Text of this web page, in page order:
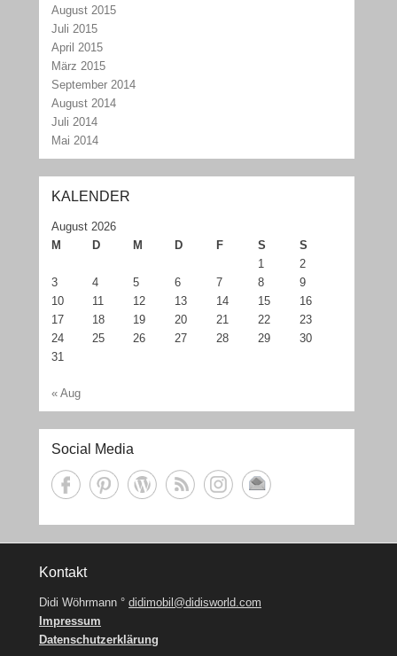
August 2015
Juli 2015
April 2015
März 2015
September 2014
August 2014
Juli 2014
Mai 2014
KALENDER
August 2026
M
D M D F S
S
1
2
3
4 5 6 7 8
9
10
11 12 13 14 15
16
17
18 19 20 21 22
23
24
25 26 27 28 29
30
31
« Aug
Social Media
Kontakt
Didi Wöhrmann ° didimobil@didisworld.com
Impressum
Datenschutzerklärung